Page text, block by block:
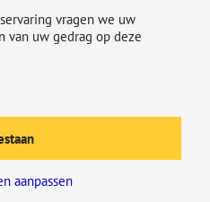
vragen we uw
van uw gedrag op deze
aanpassen